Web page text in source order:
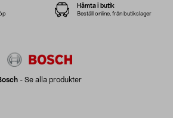
- Se alla produkter
Hämta i butik
Beställ online, från butikslager